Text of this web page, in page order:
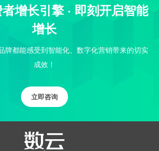
增长引擎 · 即刻开启智能
增长
牌都能感受到智能化、数字化营销带来的切实
成效！
立即咨询